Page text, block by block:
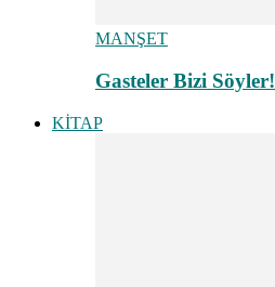
MANŞET
Gasteler Bizi Söyler!
KİTAP